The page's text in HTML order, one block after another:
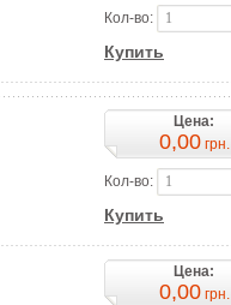
Кол-во:
Купить
Цена:
0,00грн.
Кол-во:
Купить
Цена:
0,00грн.